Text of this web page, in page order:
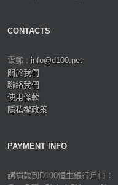
CONTACTS
電郵 : info@d100.net
關於我們
聯絡我們
使用條款
隱私權政策
PAYMENT INFO
請捐款到D100恒生銀行戶口：